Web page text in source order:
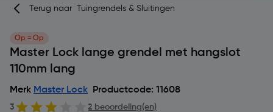
Terug naar Tuingrendels & Sluitingen
Op = Op
Master Lock lange grendel met hangslot
110mm lang
Merk Master Lock Productcode: 11608
3 2 beoordeling(en)